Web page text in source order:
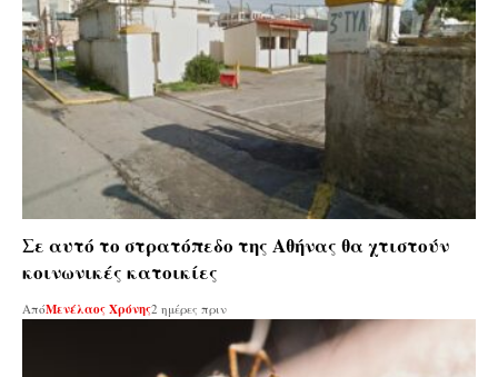
Σε αυτό το στρατόπεδο της Αθήνας θα χτιστούν
κοινωνικές κατοικίες
ΑπόΜενέλαος Χρόνης2 ημέρες πριν